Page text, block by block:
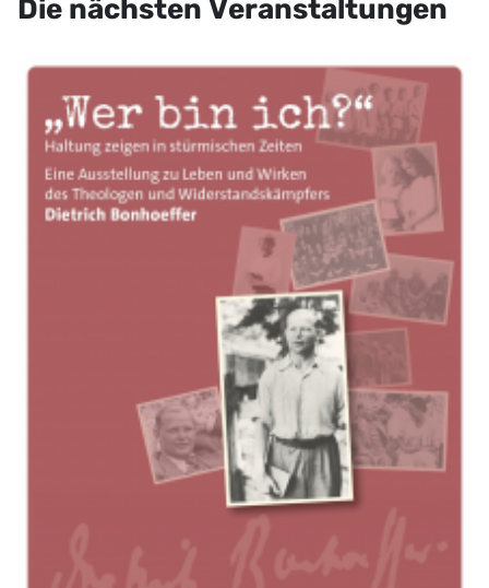
Die nächsten Veranstaltungen